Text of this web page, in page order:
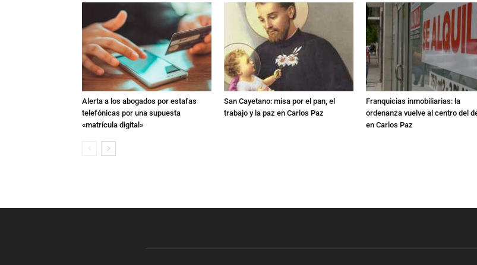
Alerta a los abogados por estafas
telefónicas por una supuesta
«matrícula digital»
San Cayetano: misa por el pan, el
trabajo y la paz en Carlos Paz
Franquicias inmobiliarias: la
ordenanza vuelve al centro del
en Carlos Paz